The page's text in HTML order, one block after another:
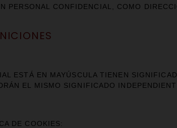
PERSONAL CONFIDENCIAL, COMO
ESTÁ EN MAYÚSCULA TIENEN
EL MISMO SIGNIFICADO
DE COOKIES: